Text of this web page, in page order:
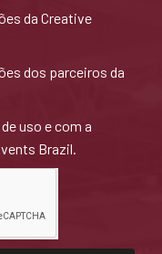
da Creative
dos parceiros da
uso e com a
Brazil.